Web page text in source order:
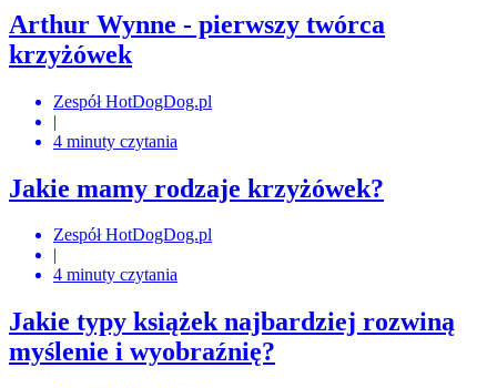
Arthur Wynne - pierwszy twórca
krzyżówek
Zespół HotDogDog.pl
|
4 minuty czytania
Jakie mamy rodzaje krzyżówek?
Zespół HotDogDog.pl
|
4 minuty czytania
Jakie typy książek najbardziej rozwiną
myślenie i wyobraźnię?